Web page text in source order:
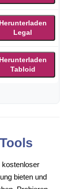
Herunterladen
Legal
Herunterladen
Tabloid
kostenloser
bieten und